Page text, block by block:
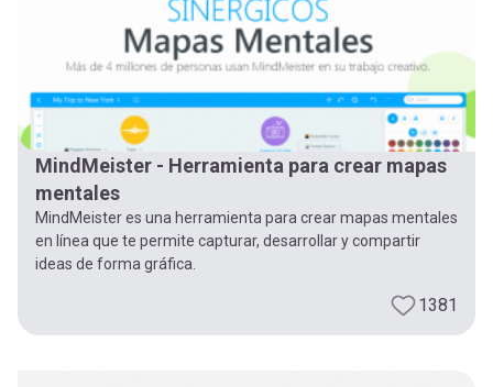
MindMeister - Herramienta para crear mapas
mentales
MindMeister es una herramienta para crear mapas mentales
en línea que te permite capturar, desarrollar y compartir
ideas de forma gráfica.
1381